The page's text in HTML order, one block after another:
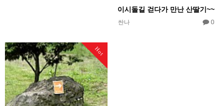
이시돌길 걷다가 만난 산딸기~~
싼나 0
Hot